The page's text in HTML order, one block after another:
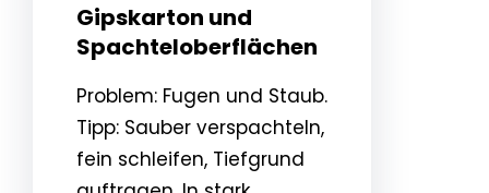
Gipskarton und
Spachteloberflächen
Problem: Fugen und Staub.
Tipp: Sauber verspachteln,
fein schleifen, Tiefgrund